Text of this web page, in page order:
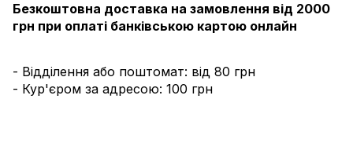
Безкоштовна доставка на замовлення від 2000
грн при оплаті банківською картою онлайн
- Відділення або поштомат: від 80 грн
- Кур'єром за адресою: 100 грн